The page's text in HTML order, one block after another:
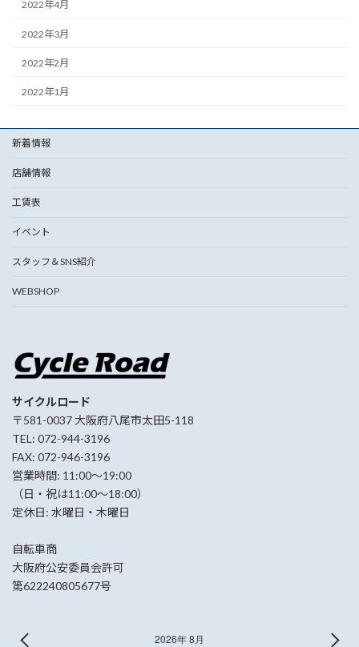
2022年4月
2022年3月
2022年2月
2022年1月
新着情報
店舗情報
工賃表
イベント
スタッフ＆SNS紹介
WEBSHOP
サイクルロード
〒581-0037 大阪府八尾市太田5-118
TEL: 072-944-3196
FAX: 072-946-3196
営業時間: 11:00〜19:00
（日・祝は11:00〜18:00）
定休日: 水曜日・木曜日
自転車商
大阪府公安委員会許可
第622240805677号
2026年 8月